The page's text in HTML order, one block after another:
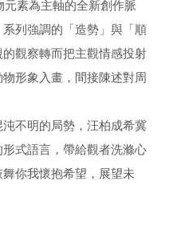
素為主軸的全新創作脈
列強調的「造勢」與「順
觀察轉而把主觀情感投射
形象入畫，間接陳述對周
不明的局勢，汪柏成希冀
式語言，帶給觀者洗滌心
你我懷抱希望，展望未